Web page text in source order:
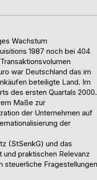
Wachstum
1987 noch bei 404
war Deutschland das im
beteiligte Land. Im
des ersten Quartals 2000.
Maße zur
der Unternehmen auf
der
(StSenkG) und das
praktischen Relevanz
steuerliche Fragestellungen